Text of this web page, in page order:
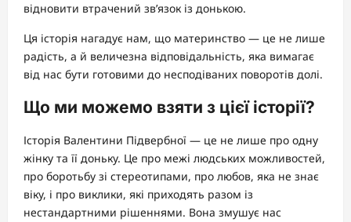
відновити втрачений зв’язок із донькою.
Ця історія нагадує нам, що материнство — це не лише
радість, а й величезна відповідальність, яка вимагає
від нас бути готовими до несподіваних поворотів долі.
Що ми можемо взяти з цієї історії?
Історія Валентини Підвербної — це не лише про одну
жінку та її доньку. Це про межі людських можливостей,
про боротьбу зі стереотипами, про любов, яка не знає
віку, і про виклики, які приходять разом із
нестандартними рішеннями. Вона змушує нас